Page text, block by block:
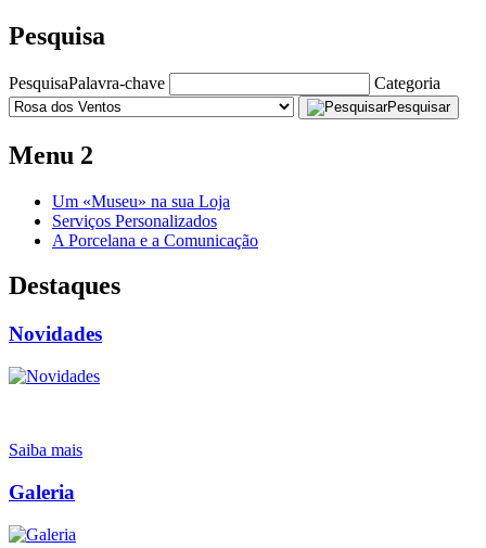
Pesquisa
PesquisaPalavra-chave Categoria
Pesquisar
Menu 2
Um «Museu» na sua Loja
Serviços Personalizados
A Porcelana e a Comunicação
Destaques
Novidades
Saiba mais
Galeria